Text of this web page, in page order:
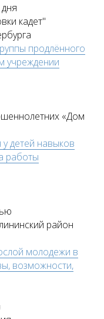
кадет"
продлённого
учреждении
«Дом
детей навыков
работы
район
молодежи в
возможности,